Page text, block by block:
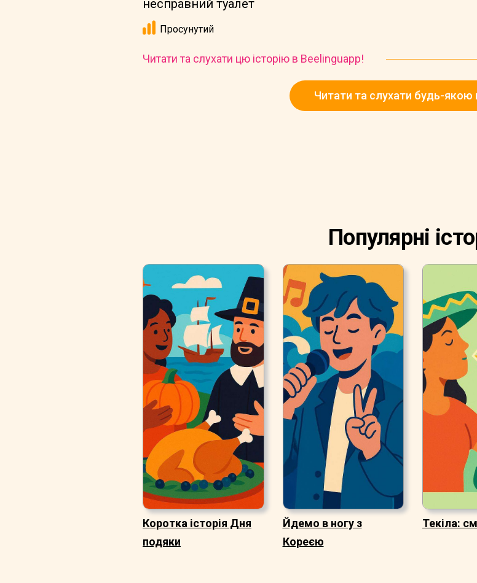
несправний туалет
Просунутий
Читати та слухати цю історію в Beelinguapp!
Читати та слухати будь-
Популярні
Коротка історія Дня
подяки
Йдемо в ногу з
Кореєю
Текіла: